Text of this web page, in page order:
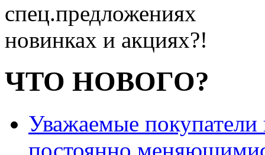
спец.предложениях
новинках и акциях?!
ЧТО НОВОГО?
Уважаемые
постоянно